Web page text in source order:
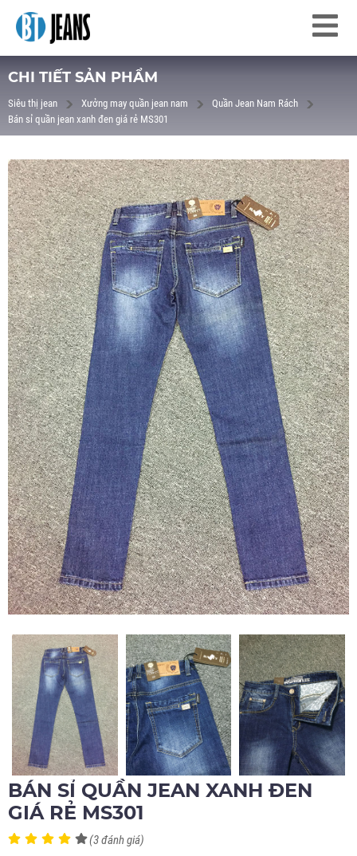
CHI TIẾT SẢN PHẨM
Siêu thị jean Xưởng may quần jean nam
Quần Jean Nam Rách
Bán sỉ quần jean xanh đen giá rẻ MS301
BÁN SỈ QUẦN JEAN XANH ĐEN
GIÁ RẺ MS301
(3 đánh giá)